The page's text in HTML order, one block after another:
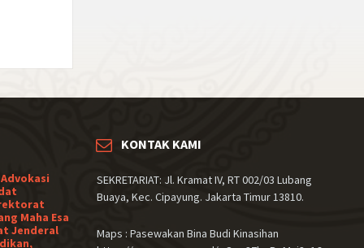
Maha Esa
Jenderal
KONTAK KAMI
SEKRETARIAT: Jl. Kramat IV, RT 002/03 Lubang
Buaya, Kec. Cipayung. Jakarta Timur 13810.
Maps : Pasewakan Bina Budi Kinasihan